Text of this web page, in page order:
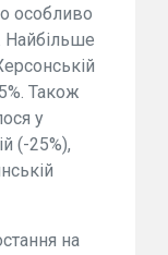
особливо
Найбільше
Також
у
(-25%),
на